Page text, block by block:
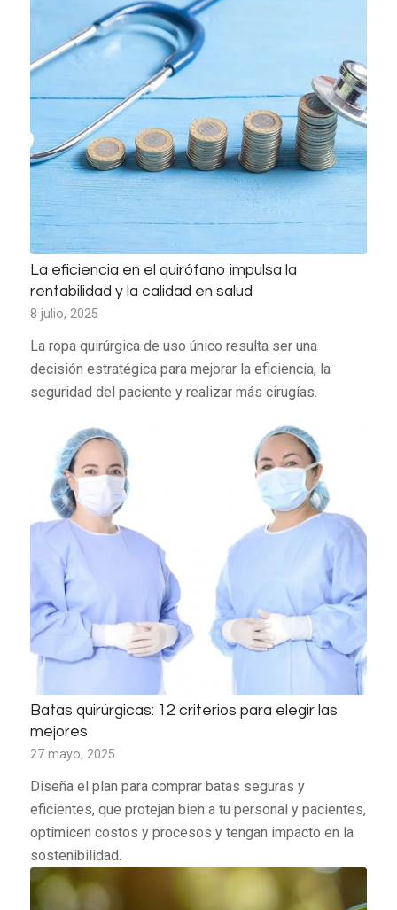
La eficiencia en el quirófano impulsa la
rentabilidad y la calidad en salud
8 julio, 2025
La ropa quirúrgica de uso único resulta ser una
decisión estratégica para mejorar la eficiencia, la
seguridad del paciente y realizar más cirugías.
Batas quirúrgicas: 12 criterios para elegir las
mejores
27 mayo, 2025
Diseña el plan para comprar batas seguras y
eficientes, que protejan bien a tu personal y pacientes,
optimicen costos y procesos y tengan impacto en la
sostenibilidad.